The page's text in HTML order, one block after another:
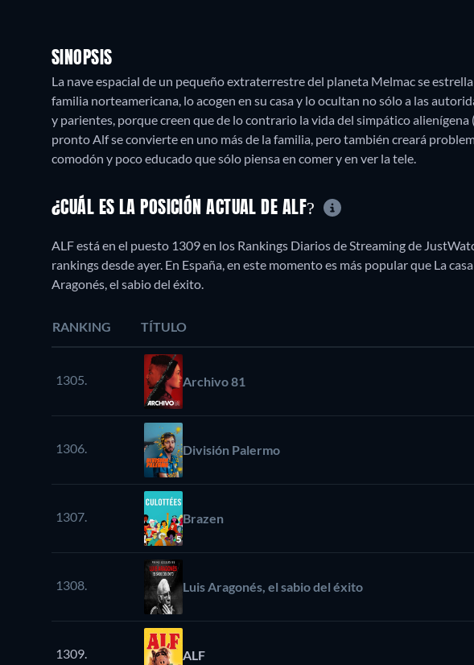
SINOPSIS
La nave espacial de un pequeño extraterrestre del planeta Melmac se
familia norteamericana, lo acogen en su casa y lo ocultan no sólo a las
y parientes, porque creen que de lo contrario la vida del simpático
pronto Alf se convierte en uno más de la familia, pero también creará
comodón y poco educado que sólo piensa en comer y en ver la tele.
¿CUÁL ES LA POSICIÓN ACTUAL DE ALF?
ALF está en el puesto 1309 en los Rankings Diarios de Streaming de
rankings desde ayer. En España, en este momento es más popular que La
Aragonés, el sabio del éxito.
RANKING TÍTULO
1305. Archivo 81
1306. División Palermo
1307. Brazen
1308. Luis Aragonés, el sabio del éxito
1309. ALF